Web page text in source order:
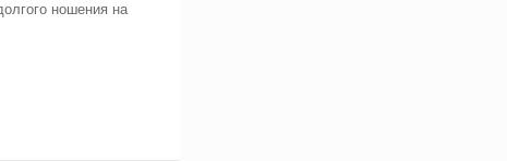
ношения на